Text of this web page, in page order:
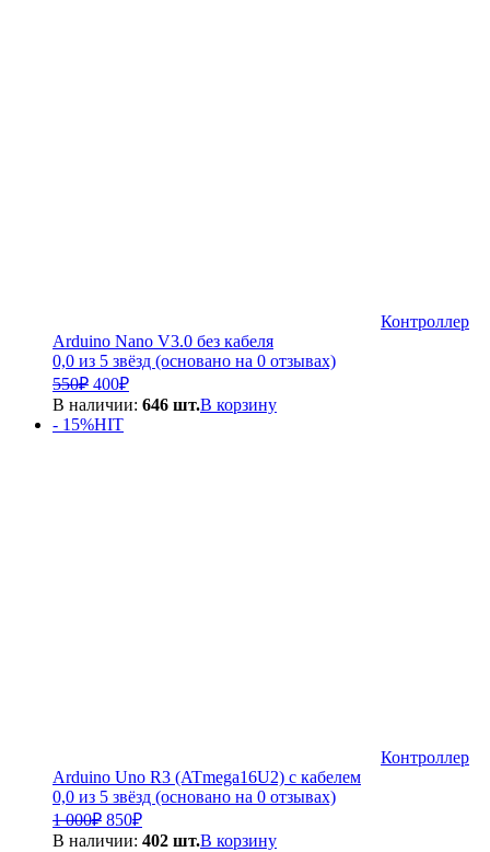
Контроллер
Arduino Nano V3.0 без кабеля
0,0 из 5 звёзд (основано на 0 отзывах)
550₽ Первоначальная
цена
составляла
400₽Текущая
цена:
В наличии: 646 шт.В корзину
- 15%HIT
Контроллер
Arduino Uno R3 (ATmega16U2) с кабелем
0,0 из 5 звёзд (основано на 0 отзывах)
1 000₽ Первоначальная
цена
850₽Текущая
цена:
В наличии: 402 шт.В корзину